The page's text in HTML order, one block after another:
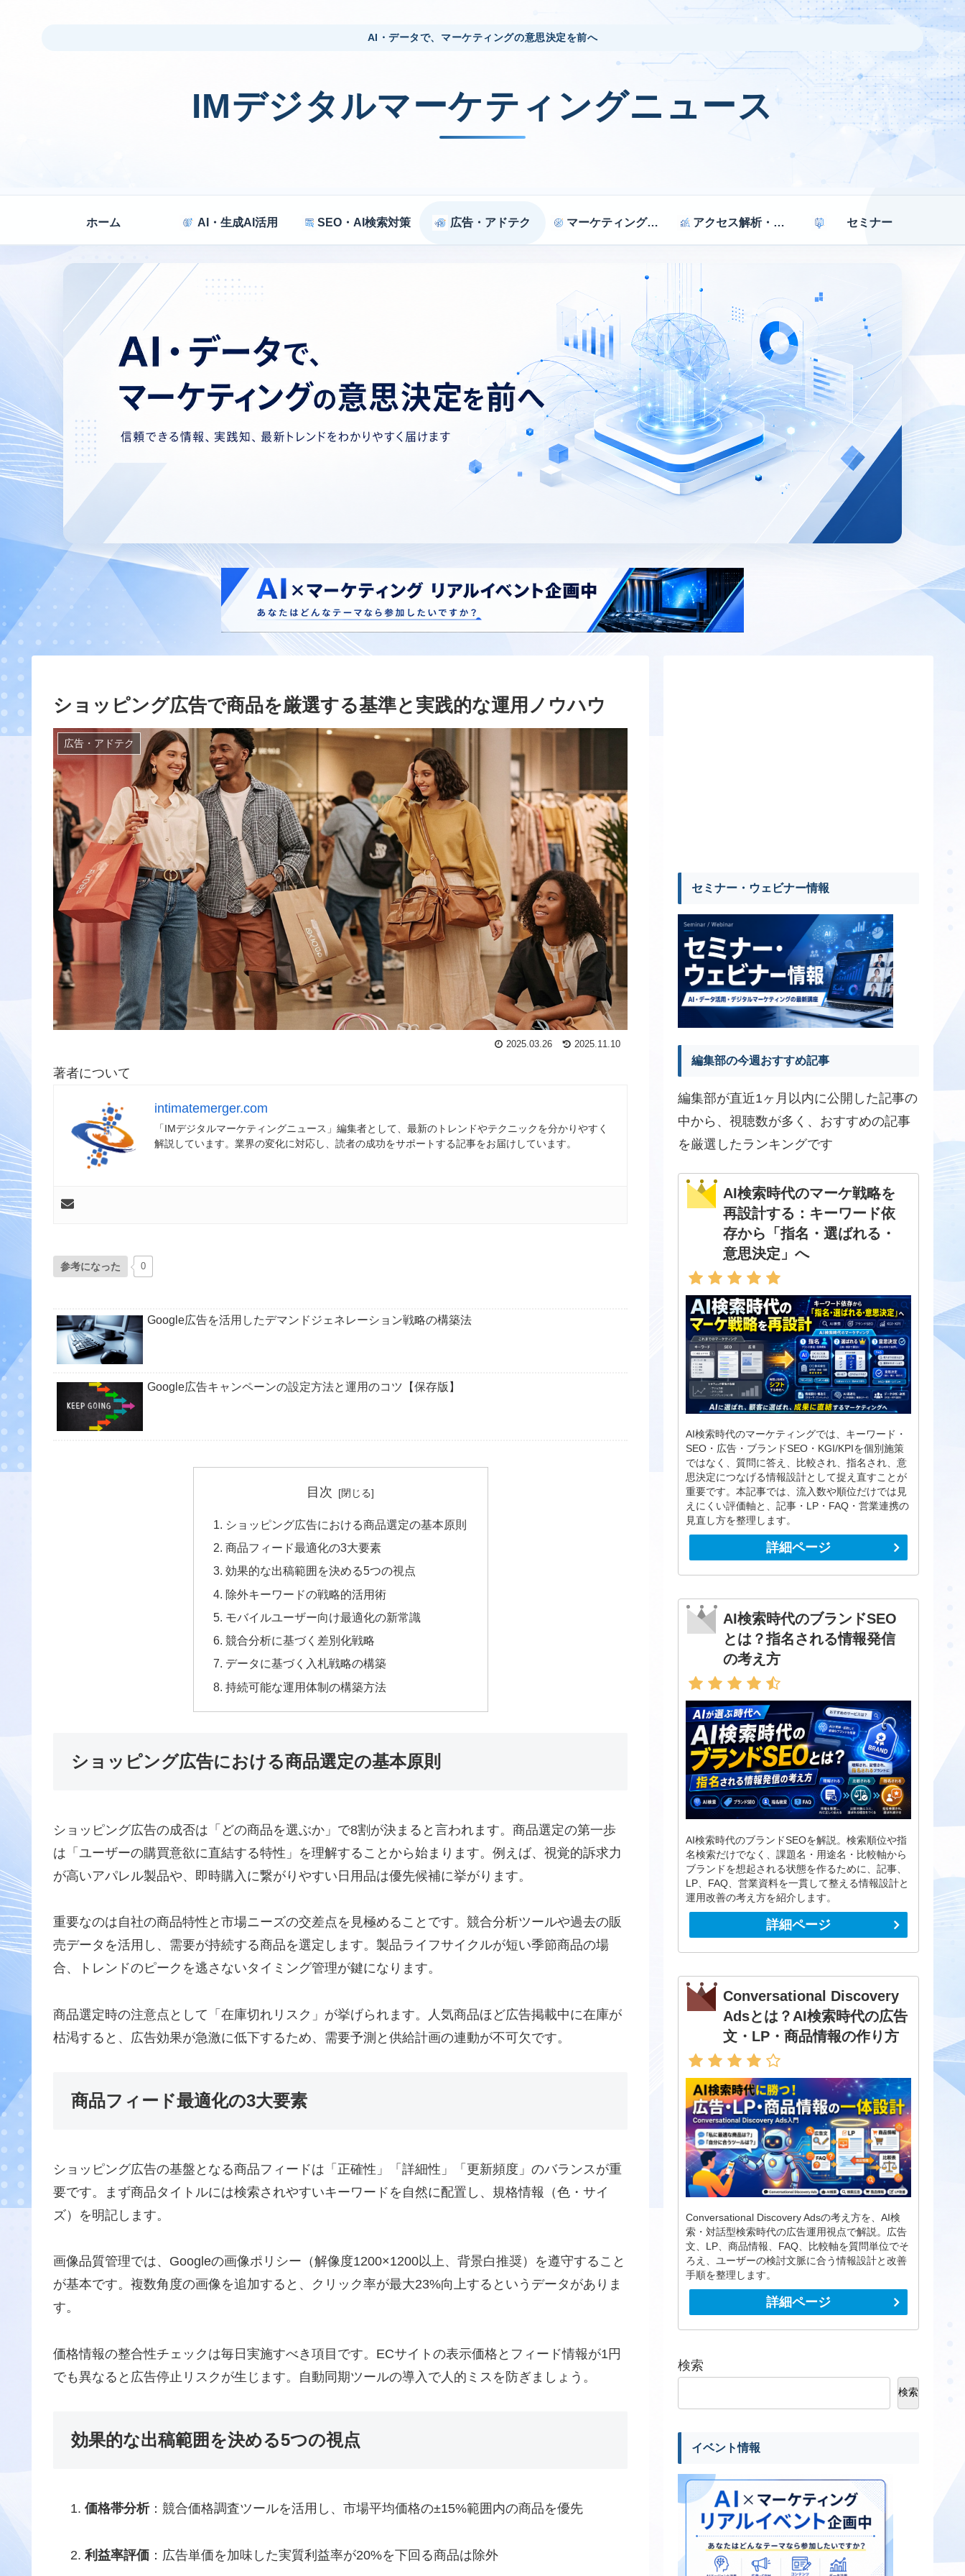
AI・データで、マーケティングの意思決定を前へ
IMデジタルマーケティングニュース
ホーム AI・生成AI活用 SEO・AI検索対策 広告・アドテク マーケティング戦略 アクセス解析・効果測定 セミナー
ショッピング広告で商品を厳選する基準と実践的な運用ノウハウ
広告・アドテク
2025.03.26 2025.11.10
著者について
intimatemerger.com
「IMデジタルマーケティングニュース」編集者として、最新のトレンドやテクニックを分かりやすく
解説しています。業界の変化に対応し、読者の成功をサポートする記事をお届けしています。
参考になった 0
Google広告を活用したデマンドジェネレーション戦略の構築法
Google広告キャンペーンの設定方法と運用のコツ【保存版】
目次
ショッピング広告における商品選定の基本原則
商品フィード最適化の3大要素
効果的な出稿範囲を決める5つの視点
除外キーワードの戦略的活用術
モバイルユーザー向け最適化の新常識
競合分析に基づく差別化戦略
データに基づく入札戦略の構築
持続可能な運用体制の構築方法
ショッピング広告における商品選定の基本原則
ショッピング広告の成否は「どの商品を選ぶか」で8割が決まると言われます。商品選定の第一歩
は「ユーザーの購買意欲に直結する特性」を理解することから始まります。例えば、視覚的訴求力
が高いアパレル製品や、即時購入に繋がりやすい日用品は優先候補に挙がります。
重要なのは自社の商品特性と市場ニーズの交差点を見極めることです。競合分析ツールや過去の販
売データを活用し、需要が持続する商品を選定します。製品ライフサイクルが短い季節商品の場
合、トレンドのピークを逃さないタイミング管理が鍵になります。
商品選定時の注意点として「在庫切れリスク」が挙げられます。人気商品ほど広告掲載中に在庫が
枯渇すると、広告効果が急激に低下するため、需要予測と供給計画の連動が不可欠です。
商品フィード最適化の3大要素
ショッピング広告の基盤となる商品フィードは「正確性」「詳細性」「更新頻度」のバランスが重
要です。まず商品タイトルには検索されやすいキーワードを自然に配置し、規格情報（色・サイ
ズ）を明記します。
画像品質管理では、Googleの画像ポリシー（解像度1200×1200以上、背景白推奨）を遵守すること
が基本です。複数角度の画像を追加すると、クリック率が最大23%向上するというデータがありま
す。
価格情報の整合性チェックは毎日実施すべき項目です。ECサイトの表示価格とフィード情報が1円
でも異なると広告停止リスクが生じます。自動同期ツールの導入で人的ミスを防ぎましょう。
効果的な出稿範囲を決める5つの視点
価格帯分析：競合価格調査ツールを活用し、市場平均価格の±15%範囲内の商品を優先
利益率評価：広告単価を加味した実質利益率が20%を下回る商品は除外
セミナー・ウェビナー情報
編集部の今週おすすめ記事
編集部が直近1ヶ月以内に公開した記事の
中から、視聴数が多く、おすすめの記事
を厳選したランキングです
AI検索時代のマーケ戦略を
再設計する：キーワード依
存から「指名・選ばれる・
意思決定」へ
AI検索時代のマーケティングでは、キーワード・
SEO・広告・ブランドSEO・KGI/KPIを個別施策
ではなく、質問に答え、比較され、指名され、意
思決定につなげる情報設計として捉え直すことが
重要です。本記事では、流入数や順位だけでは見
えにくい評価軸と、記事・LP・FAQ・営業連携の
見直し方を整理します。
詳細ページ
AI検索時代のブランドSEO
とは？指名される情報発信
の考え方
AI検索時代のブランドSEOを解説。検索順位や指
名検索だけでなく、課題名・用途名・比較軸から
ブランドを想起される状態を作るために、記事、
LP、FAQ、営業資料を一貫して整える情報設計と
運用改善の考え方を紹介します。
詳細ページ
Conversational Discovery
Adsとは？AI検索時代の広告
文・LP・商品情報の作り方
Conversational Discovery Adsの考え方を、AI検
索・対話型検索時代の広告運用視点で解説。広告
文、LP、商品情報、FAQ、比較軸を質問単位でそ
ろえ、ユーザーの検討文脈に合う情報設計と改善
手順を整理します。
詳細ページ
検索
検索
イベント情報